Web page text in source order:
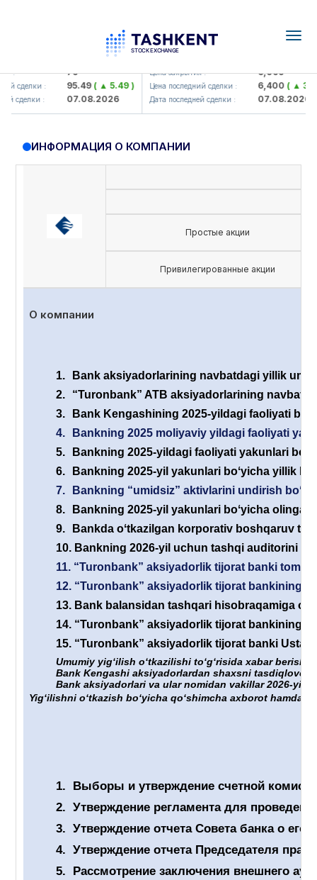
: 79
сделки : 95.49( ▲ 5.49 )
сделки : 07.08.2026
UZMK (<O'zmetkombinat> AJ)
Цена закрытия : 6,099
Цена последний сделки : 6,400( ▲
Дата последней сделки : 07.08.2026
ИНФОРМАЦИЯ О КОМПАНИИ
Простые акции
Привилегированные акции
О компании
1.
Bank aksiyadorlarining navbatdagi yillik
2.
“Turonbank” ATB aksiyadorlarining
3.
Bank Kengashining 2025-yildagi faoliyati
4.
Bankning 2025 moliyaviy yildagi faoliyati
5.
Bankning 2025-yildagi faoliyati yakunlari
6.
Bankning 2025-yil yakunlari boʻyicha yillik
7.
Bankning “umidsiz” aktivlarini undirish
8.
Bankning 2025-yil yakunlari boʻyicha
9.
Bankda oʻtkazilgan korporativ boshqaruv
10. Bankning 2026-yil uchun tashqi auditorini
11. “Turonbank” aksiyadorlik tijorat banki
12. “Turonbank” aksiyadorlik tijorat bankining
13. Bank balansidan tashqari hisobraqamiga
14. “Turonbank” aksiyadorlik tijorat bankining
15. “Turonbank” aksiyadorlik tijorat banki
Umumiy yigʻilish oʻtkazilishi toʻgʻrisida xabar berish
Bank Kengashi aksiyadorlardan shaxsni
Bank aksiyadorlari va ular nomidan vakillar 2026-yil
Yigʻilishni oʻtkazish boʻyicha qoʻshimcha axborot
1. Выборы и утверждение счетной
2. Утверждение регламента для
3. Утверждение отчетаСовета банка о его
4. Утверждение отчета Председателя
5. Рассмотрение заключения внешнего